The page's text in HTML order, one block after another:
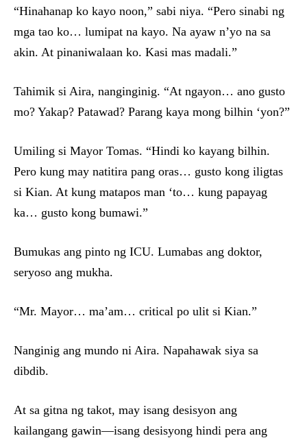
“Hinahanap ko kayo noon,” sabi niya. “Pero sinabi ng
mga tao ko… lumipat na kayo. Na ayaw n’yo na sa
akin. At pinaniwalaan ko. Kasi mas madali.”
Tahimik si Aira, nanginginig. “At ngayon… ano gusto
mo? Yakap? Patawad? Parang kaya mong bilhin ‘yon?”
Umiling si Mayor Tomas. “Hindi ko kayang bilhin.
Pero kung may natitira pang oras… gusto kong iligtas
si Kian. At kung matapos man ‘to… kung papayag
ka… gusto kong bumawi.”
Bumukas ang pinto ng ICU. Lumabas ang doktor,
seryoso ang mukha.
“Mr. Mayor… ma’am… critical po ulit si Kian.”
Nanginig ang mundo ni Aira. Napahawak siya sa
dibdib.
At sa gitna ng takot, may isang desisyon ang
kailangang gawin—isang desisyong hindi pera ang